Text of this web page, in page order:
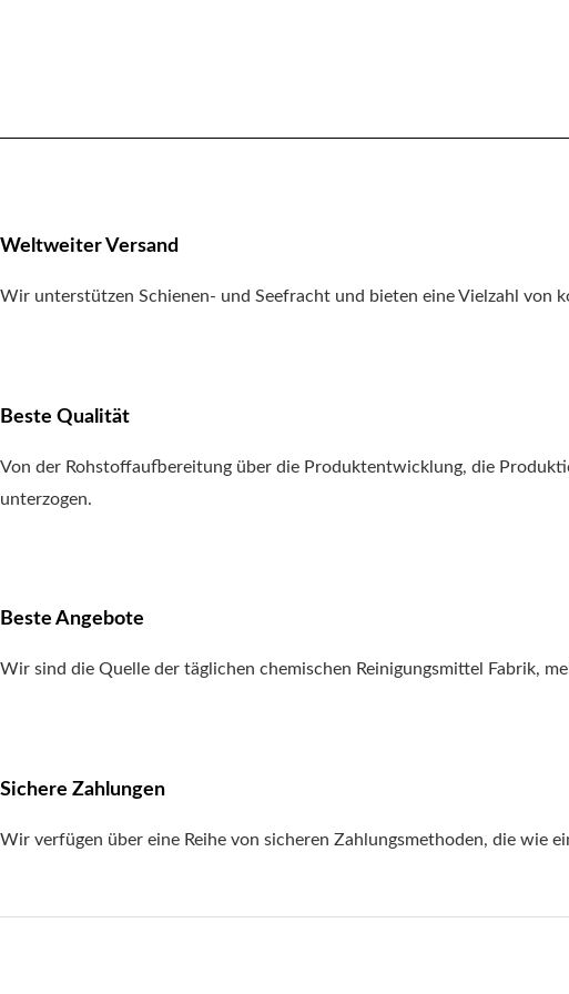
Weltweiter Versand
Wir unterstützen Schienen- und Seefracht und bieten eine Vielzahl von
Beste Qualität
Von der Rohstoffaufbereitung über die Produktentwicklung, die
unterzogen.
Beste Angebote
Wir sind die Quelle der täglichen chemischen Reinigungsmittel Fabrik,
Sichere Zahlungen
Wir verfügen über eine Reihe von sicheren Zahlungsmethoden, die wie